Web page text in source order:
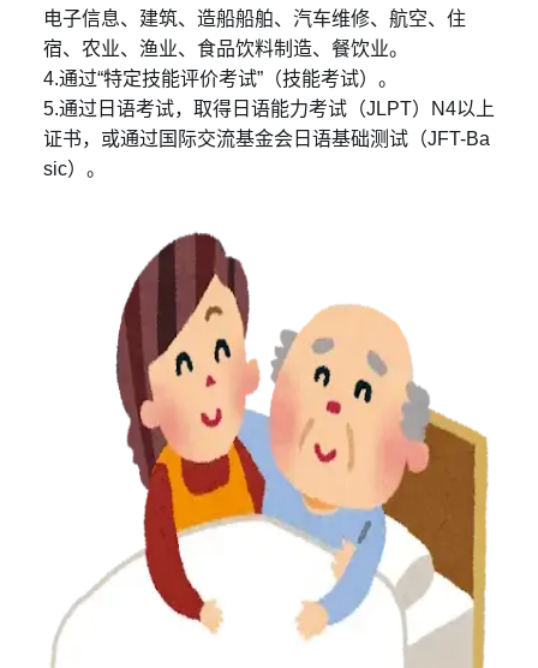
电子信息、建筑、造船船舶、汽车维修、航空、住
宿、农业、渔业、食品饮料制造、餐饮业。
4.通过“特定技能评价考试”（技能考试）。
5.通过日语考试，取得日语能力考试（JLPT）N4以上
证书，或通过国际交流基金会日语基础测试（JFT-Ba
sic）。